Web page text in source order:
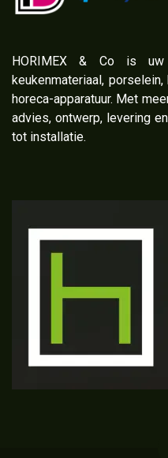
​HORIMEX & Co is uw
keukenmateriaal,
horeca-apparatuur. Met
advies, ontwerp, levering
tot installatie.